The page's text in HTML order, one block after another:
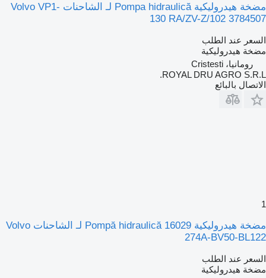
مضخة هيدروليكية Pompa hidraulică لـ الشاحنات Volvo VP1-
130 RA/ZV-Z/102 3784507
السعر عند الطلب
مضخة هيدروليكية
رومانيا، Cristesti
ROYAL DRU AGRO S.R.L.
الاتصال بالبائع
1
مضخة هيدروليكية Pompă hidraulică 16029 لـ الشاحنات Volvo
274A-BV50-BL122
السعر عند الطلب
مضخة هيدروليكية